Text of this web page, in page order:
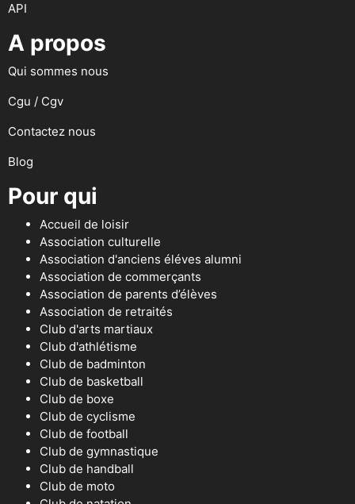
API
A propos
Qui sommes nous
Cgu / Cgv
Contactez nous
Blog
Pour qui
Accueil de loisir
Association culturelle
Association d'anciens éléves alumni
Association de commerçants
Association de parents d’élèves
Association de retraités
Club d'arts martiaux
Club d'athlétisme
Club de badminton
Club de basketball
Club de boxe
Club de cyclisme
Club de football
Club de gymnastique
Club de handball
Club de moto